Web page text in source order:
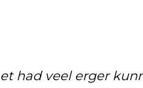
had veel erger